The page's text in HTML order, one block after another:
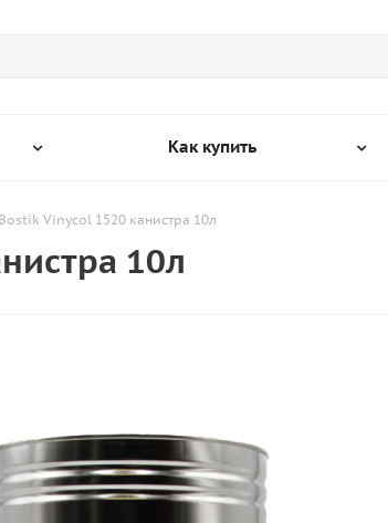
Как купить
Vinycol 1520 канистра 10л
10л